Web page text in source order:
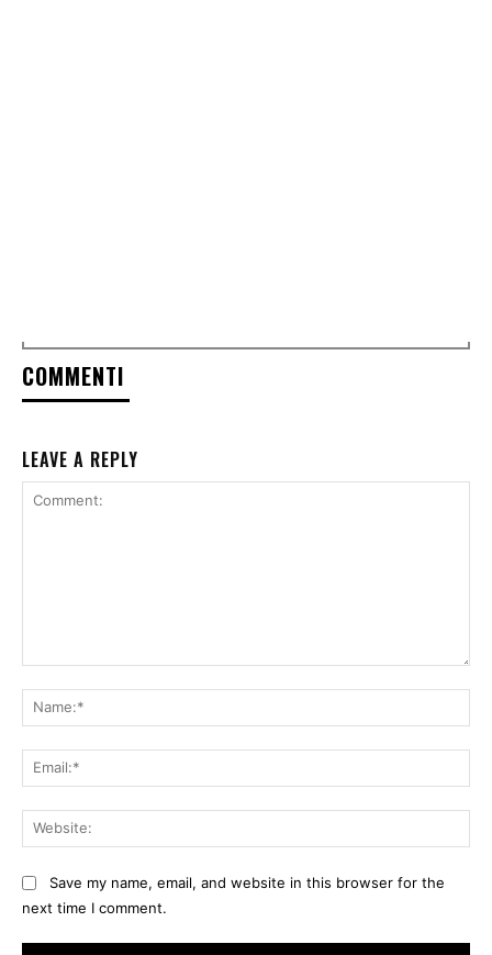
COMMENTI
LEAVE A REPLY
Save my name, email, and website in this browser for the
next time I comment.